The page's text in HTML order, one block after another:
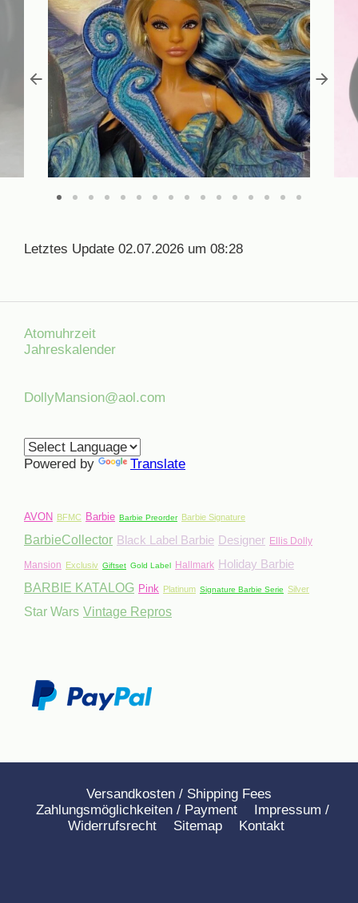
Letztes Update 02.07.2026 um 08:28
Atomuhrzeit
Jahreskalender
DollyMansion@aol.com
Powered by Translate
AVON BFMC Barbie Barbie Preorder Barbie Signature
BarbieCollector Black Label Barbie Designer Ellis Dolly
Mansion Exclusiv Giftset Gold Label Hallmark Holiday Barbie
BARBIE KATALOG Pink Platinum Signature Barbie Serie Silver
Star Wars Vintage Repros
Versandkosten / Shipping Fees
Zahlungsmöglichkeiten / Payment
Impressum /
Widerrufsrecht
Sitemap Kontakt